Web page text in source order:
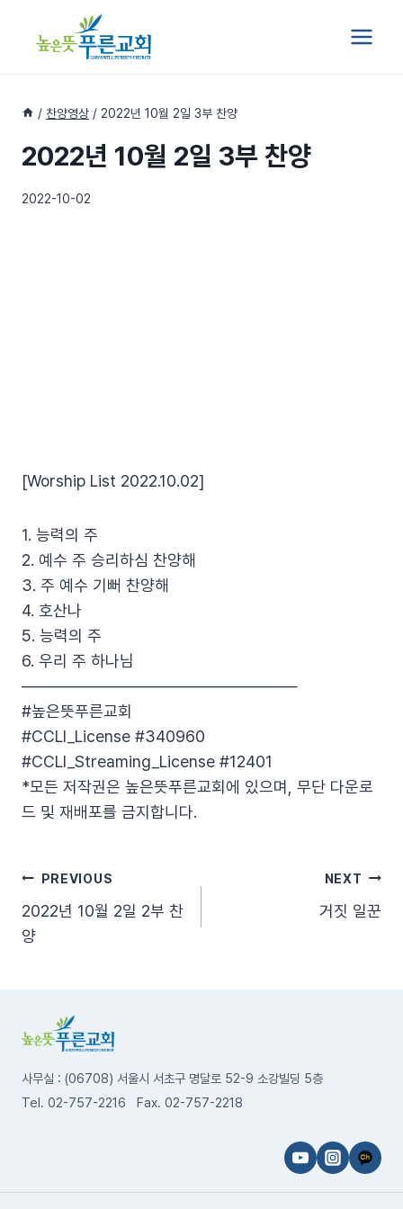
/ 찬양영상 / 2022년 10월 2일 3부 찬양
2022년 10월 2일 3부 찬양
2022-10-02
[Worship List 2022.10.02]
1. 능력의 주
2. 예수 주 승리하심 찬양해
3. 주 예수 기뻐 찬양해
4. 호산나
5. 능력의 주
6. 우리 주 하나님
——————————————————
#높은뜻푸른교회
#CCLI_License #340960
#CCLI_Streaming_License #12401
*모든 저작권은 높은뜻푸른교회에 있으며, 무단 다운로
드 및 재배포를 금지합니다.
글
탐
PREVIOUS
2022년 10월 2일 2부 찬
양
NEXT
거짓 일꾼
사무실 : (06708) 서울시 서초구 명달로 52-9 소강빌딩 5층
Tel. 02-757-2216 Fax. 02-757-2218